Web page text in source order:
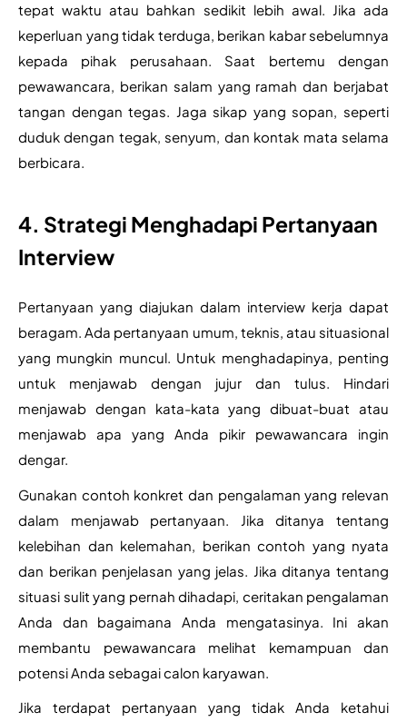
tepat waktu atau bahkan sedikit lebih awal. Jika ada
keperluan yang tidak terduga, berikan kabar sebelumnya
kepada pihak perusahaan. Saat bertemu dengan
pewawancara, berikan salam yang ramah dan berjabat
tangan dengan tegas. Jaga sikap yang sopan, seperti
duduk dengan tegak, senyum, dan kontak mata selama
berbicara.
4. Strategi Menghadapi Pertanyaan
Interview
Pertanyaan yang diajukan dalam interview kerja dapat
beragam. Ada pertanyaan umum, teknis, atau situasional
yang mungkin muncul. Untuk menghadapinya, penting
untuk menjawab dengan jujur dan tulus. Hindari
menjawab dengan kata-kata yang dibuat-buat atau
menjawab apa yang Anda pikir pewawancara ingin
dengar.
Gunakan contoh konkret dan pengalaman yang relevan
dalam menjawab pertanyaan. Jika ditanya tentang
kelebihan dan kelemahan, berikan contoh yang nyata
dan berikan penjelasan yang jelas. Jika ditanya tentang
situasi sulit yang pernah dihadapi, ceritakan pengalaman
Anda dan bagaimana Anda mengatasinya. Ini akan
membantu pewawancara melihat kemampuan dan
potensi Anda sebagai calon karyawan.
Jika terdapat pertanyaan yang tidak Anda ketahui